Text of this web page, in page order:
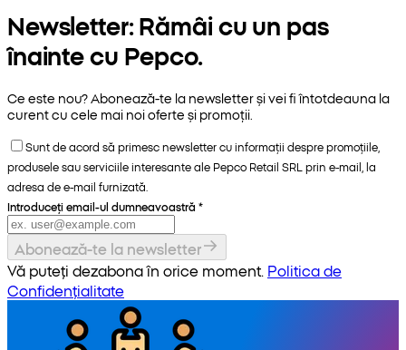
Newsletter: Rămâi cu un pas
înainte cu Pepco.
Ce este nou? Abonează-te la newsletter și vei fi întotdeauna la
curent cu cele mai noi oferte și promoții.
Sunt de acord să primesc newsletter cu informații despre promoțiile,
produsele sau serviciile interesante ale Pepco Retail SRL prin e-mail, la
adresa de e-mail furnizată.
Introduceți email-ul dumneavoastră *
Abonează-te la newsletter
Vă puteți dezabona în orice moment. Politica de
Confidențialitate